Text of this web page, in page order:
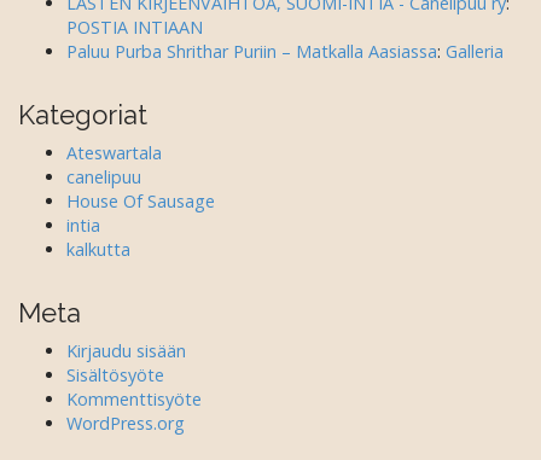
POSTIA INTIAAN
Paluu Purba Shrithar Puriin – Matkalla Aasiassa: Galleria
Kategoriat
Ateswartala
canelipuu
House Of Sausage
intia
kalkutta
Meta
Kirjaudu sisään
Sisältösyöte
Kommenttisyöte
WordPress.org